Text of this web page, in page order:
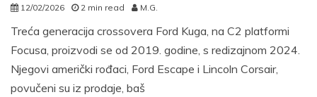
12/02/2026 2 min read M.G.
Treća generacija crossovera Ford Kuga, na C2 platformi
Focusa, proizvodi se od 2019. godine, s redizajnom 2024.
Njegovi američki rođaci, Ford Escape i Lincoln Corsair,
povučeni su iz prodaje, baš